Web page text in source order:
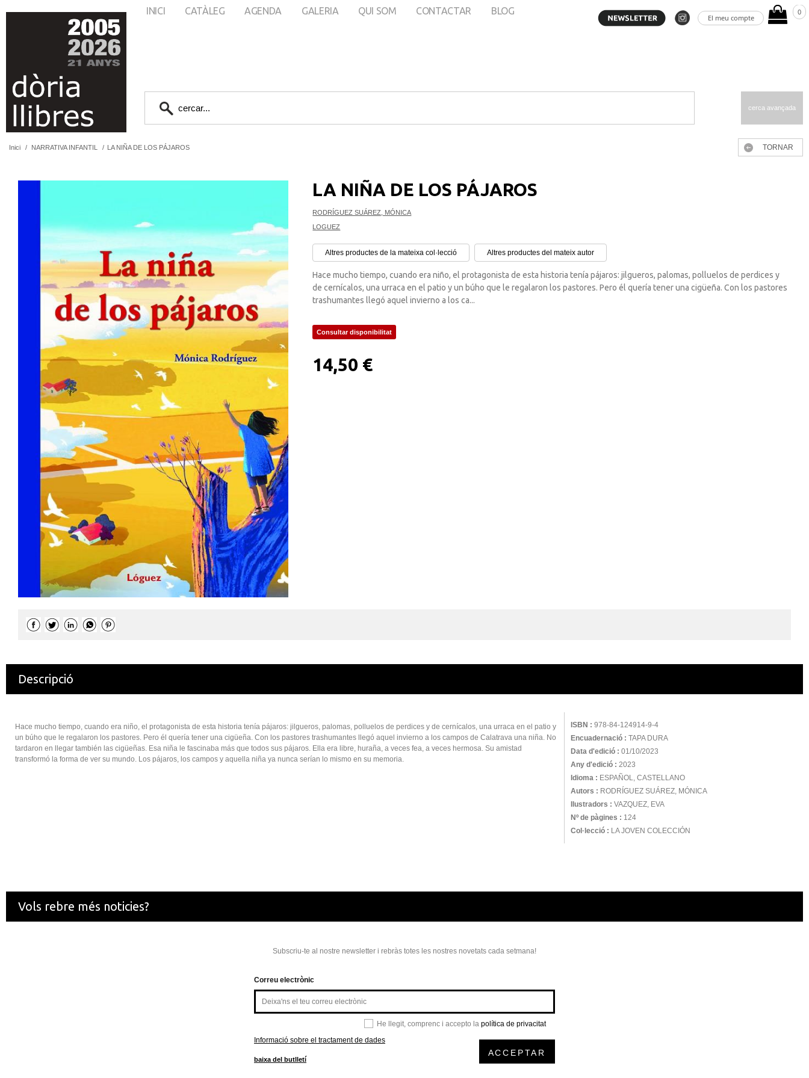
El meu compte
0
INICI CATÀLEG AGENDA GALERIA QUI SOM CONTACTAR BLOG
cerca avançada
Inici / NARRATIVA INFANTIL / LA NIÑA DE LOS PÁJAROS TORNAR
LA NIÑA DE LOS PÁJAROS
RODRÍGUEZ SUÁREZ, MÓNICA
LOGUEZ
Altres productes de la mateixa col·lecció Altres productes del mateix autor
Hace mucho tiempo, cuando era niño, el protagonista de esta historia tenía pájaros: jilgueros, palomas, polluelos de perdices y
de cernícalos, una urraca en el patio y un búho que le regalaron los pastores. Pero él quería tener una cigüeña. Con los pastores
trashumantes llegó aquel invierno a los ca...
Consultar disponibilitat
14,50 €
Descripció
ISBN : 978-84-124914-9-4
Encuadernació : TAPA DURA
Data d'edició : 01/10/2023
Any d'edició : 2023
Idioma : ESPAÑOL, CASTELLANO
Autors : RODRÍGUEZ SUÁREZ, MÓNICA
Ilustradors : VAZQUEZ, EVA
Nº de pàgines : 124
Col·lecció : LA JOVEN COLECCIÓN
Hace mucho tiempo, cuando era niño, el protagonista de esta historia tenía pájaros: jilgueros, palomas, polluelos de perdices y de cernícalos, una urraca en el patio y
un búho que le regalaron los pastores. Pero él quería tener una cigüeña. Con los pastores trashumantes llegó aquel invierno a los campos de Calatrava una niña. No
tardaron en llegar también las cigüeñas. Esa niña le fascinaba más que todos sus pájaros. Ella era libre, huraña, a veces fea, a veces hermosa. Su amistad
transformó la forma de ver su mundo. Los pájaros, los campos y aquella niña ya nunca serían lo mismo en su memoria.
Vols rebre més noticies?
Subscriu-te al nostre newsletter i rebràs totes les nostres novetats cada setmana!
Correu electrònic
He llegit, comprenc i accepto la política de privacitat
Informació sobre el tractament de dades
baixa del butlletí
ACCEPTAR